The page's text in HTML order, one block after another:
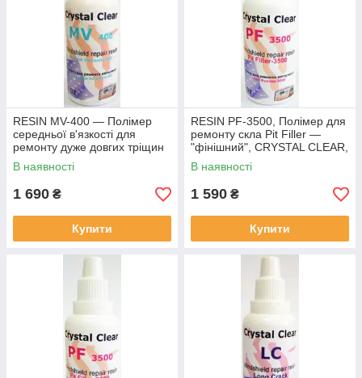
RESIN MV-400 — Полімер
середньої в'язкості для
ремонту дуже довгих тріщин
скла, CRYSTAL CLEAR, США
— 30 мл
В наявності
1 690 ₴
Купити
RESIN PF-3500, Полімер для
ремонту скла Pit Filler —
"фінішний", CRYSTAL CLEAR,
США — 30 мл.
В наявності
1 590 ₴
Купити